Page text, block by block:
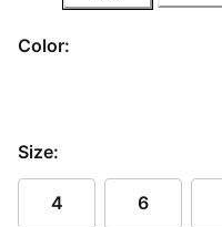
Color:
Size:
4 6